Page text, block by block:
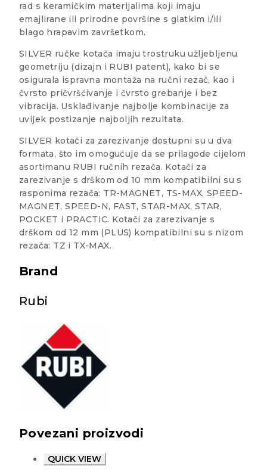
rad s keramičkim materijalima koji imaju
emajlirane ili prirodne površine s glatkim i/ili
blago hrapavim završetkom.
SILVER ručke kotača imaju trostruku užljebljenu
geometriju (dizajn i RUBI patent), kako bi se
osigurala ispravna montaža na ručni rezač, kao i
čvrsto pričvršćivanje i čvrsto grebanje i bez
vibracija. Usklađivanje najbolje kombinacije za
uvijek postizanje najboljih rezultata.
SILVER kotači za zarezivanje dostupni su u dva
formata, što im omogućuje da se prilagode cijelom
asortimanu RUBI ručnih rezača. Kotači za
zarezivanje s drškom od 10 mm kompatibilni su s
rasponima rezača: TR-MAGNET, TS-MAX, SPEED-
MAGNET, SPEED-N, FAST, STAR-MAX, STAR,
POCKET i PRACTIC. Kotači za zarezivanje s
drškom od 12 mm (PLUS) kompatibilni su s nizom
rezača: TZ i TX-MAX.
Brand
Rubi
Povezani proizvodi
QUICK VIEW